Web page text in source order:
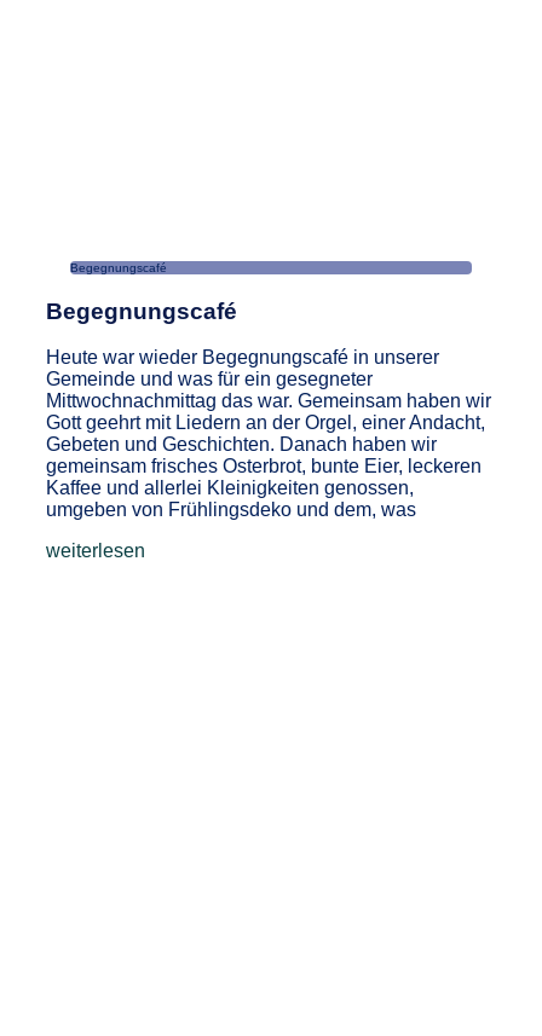
Begegnungscafé
Begegnungscafé
Heute war wieder Begegnungscafé in unserer
Gemeinde und was für ein gesegneter
Mittwochnachmittag das war. Gemeinsam haben wir
Gott geehrt mit Liedern an der Orgel, einer Andacht,
Gebeten und Geschichten. Danach haben wir
gemeinsam frisches Osterbrot, bunte Eier, leckeren
Kaffee und allerlei Kleinigkeiten genossen,
umgeben von Frühlingsdeko und dem, was
weiterlesen